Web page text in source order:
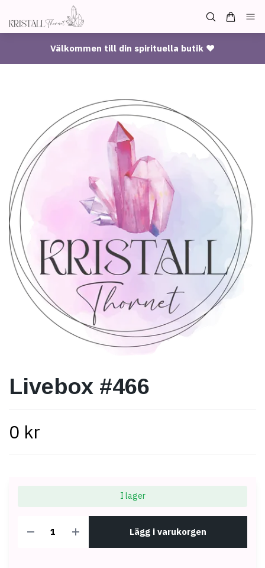
Välkommen till din spirituella butik ♥
Livebox #466
0 kr
I lager
Lägg i varukorgen